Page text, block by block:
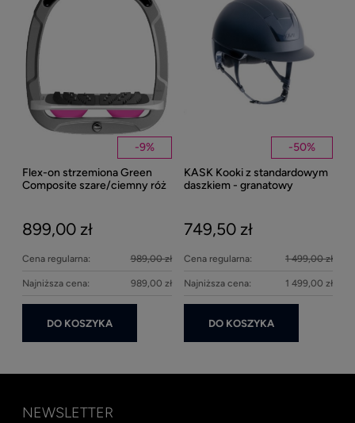
-9%
Flex-on strzemiona Green
Composite szare/ciemny róż
899,00 zł
Cena regularna: 989,00 zł
Najniższa cena: 989,00 zł
DO KOSZYKA
-50%
KASK Kooki z standardowym
daszkiem - granatowy
749,50 zł
Cena regularna: 1 499,00 zł
Najniższa cena: 1 499,00 zł
DO KOSZYKA
NEWSLETTER